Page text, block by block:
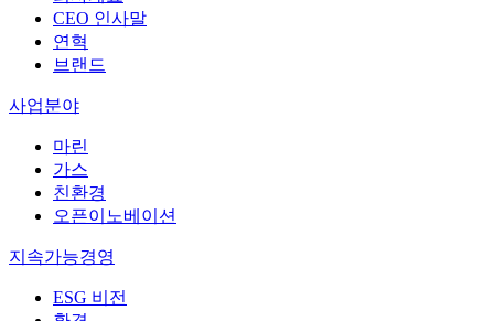
CEO 인사말
연혁
브랜드
사업분야
마린
가스
친환경
오픈이노베이션
지속가능경영
ESG 비전